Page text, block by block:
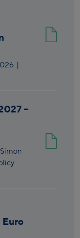
|
–
Simon
Euro